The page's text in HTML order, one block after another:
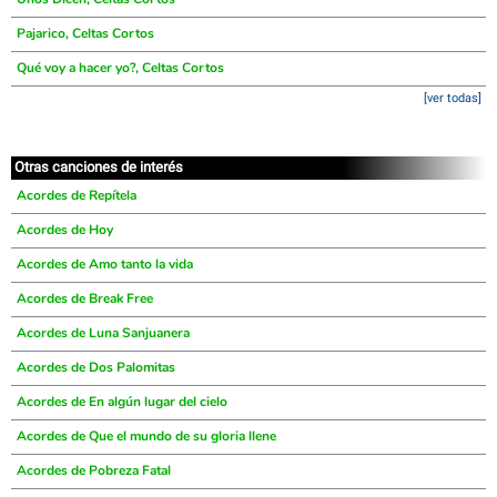
Pajarico, Celtas Cortos
Qué voy a hacer yo?, Celtas Cortos
[ver todas]
Otras canciones de interés
Acordes de Repítela
Acordes de Hoy
Acordes de Amo tanto la vida
Acordes de Break Free
Acordes de Luna Sanjuanera
Acordes de Dos Palomitas
Acordes de En algún lugar del cielo
Acordes de Que el mundo de su gloria llene
Acordes de Pobreza Fatal